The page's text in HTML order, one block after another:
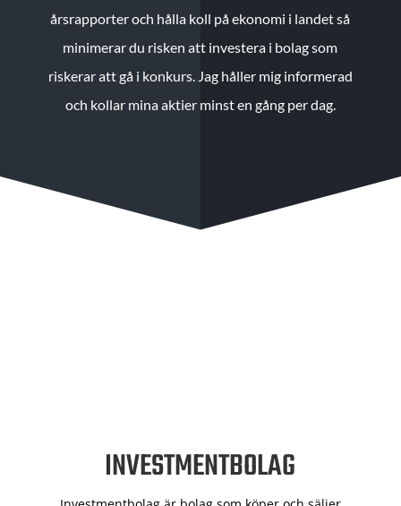
årsrapporter och hålla koll på ekonomi i landet så
minimerar du risken att investera i bolag som
riskerar att gå i konkurs. Jag håller mig informerad
och kollar mina aktier minst en gång per dag.
INVESTMENTBOLAG